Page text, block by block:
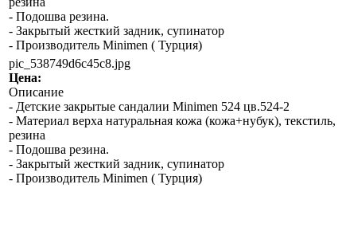
- Подошва резина.
- Закрытый жесткий задник, супинатор
- Производитель Minimen ( Турция)
pic_538749d6c45c8.jpg
Цена:
Описание
- Детские закрытые сандалии Minimen 524 цв.524-2
- Материал верха натуральная кожа (кожа+нубук), текстиль,
резина
- Подошва резина.
- Закрытый жесткий задник, супинатор
- Производитель Minimen ( Турция)